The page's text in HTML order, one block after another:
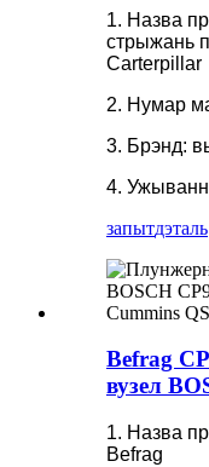
1. Назва
стрыжань
Carterpillar
2. Нумар
3. Брэнд:
4.
запытдэталь
Befrag
вузел
1. Назва
Befrag